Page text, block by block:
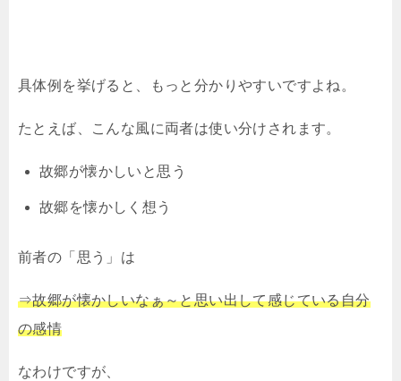
具体例を挙げると、もっと分かりやすいですよね。
たとえば、こんな風に両者は使い分けされます。
故郷が懐かしいと思う
故郷を懐かしく想う
前者の「思う」は
⇒故郷が懐かしいなぁ～と思い出して感じている自分
の感情
なわけですが、